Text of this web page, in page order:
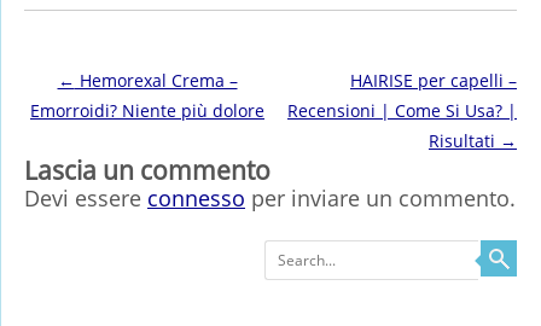
Post navigation
← Hemorexal Crema –
Emorroidi? Niente più dolore
HAIRISE per capelli –
Recensioni | Come Si Usa? |
Risultati →
Lascia un commento
Devi essere connesso per inviare un commento.
Search